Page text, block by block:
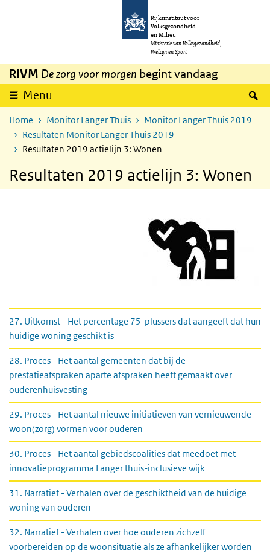
Overslaan en naar de inhoud gaan
Rijksinstituut voor
Volksgezondheid
en Milieu
Ministerie van Volksgezondheid,
Welzijn en Sport
RIVM De zorg voor morgen begint vandaag
Menu
Home Monitor Langer Thuis
Monitor Langer Thuis 2019
Resultaten Monitor Langer Thuis 2019
Resultaten 2019 actielijn 3: Wonen
Resultaten 2019 actielijn 3: Wonen
Resultaten actielijn 3: Wonen
27. Uitkomst - Het percentage 75-plussers dat aangeeft dat hun
huidige woning geschikt is
28. Proces - Het aantal gemeenten dat bij de
prestatieafspraken aparte afspraken heeft gemaakt over
ouderenhuisvesting
29. Proces - Het aantal nieuwe initiatieven van vernieuwende
woon(zorg) vormen voor ouderen
30. Proces - Het aantal gebiedscoalities dat meedoet met
innovatieprogramma Langer thuis-inclusieve wijk
31. Narratief - Verhalen over de geschiktheid van de huidige
woning van ouderen
32. Narratief - Verhalen over hoe ouderen zichzelf
voorbereiden op de woonsituatie als ze afhankelijker worden